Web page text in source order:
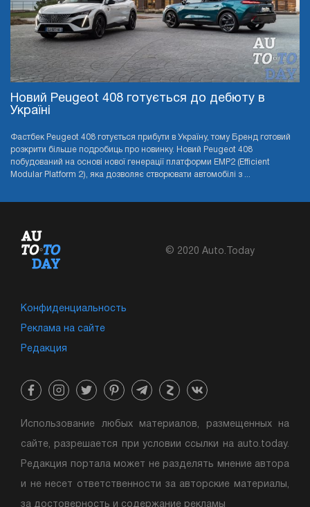
Новий Peugeot 408 готується до дебюту в
Україні
Фастбек Peugeot 408 готується прибути в Україну, тому Бренд готовий
розкрити більше подробиць про новинку. Новий Peugeot 408
побудований на основі нової генерації платформи EMP2 (Efficient
Modular Platform 2), яка дозволяє створювати автомобілі з ...
© 2020 Auto.Today
Конфиденциальность
Реклама на сайте
Редакция
Использование любых материалов, размещенных на
сайте, разрешается при условии ссылки на auto.today.
Редакция портала может не разделять мнение автора
и не несет ответственности за авторские материалы,
за достоверность и содержание рекламы